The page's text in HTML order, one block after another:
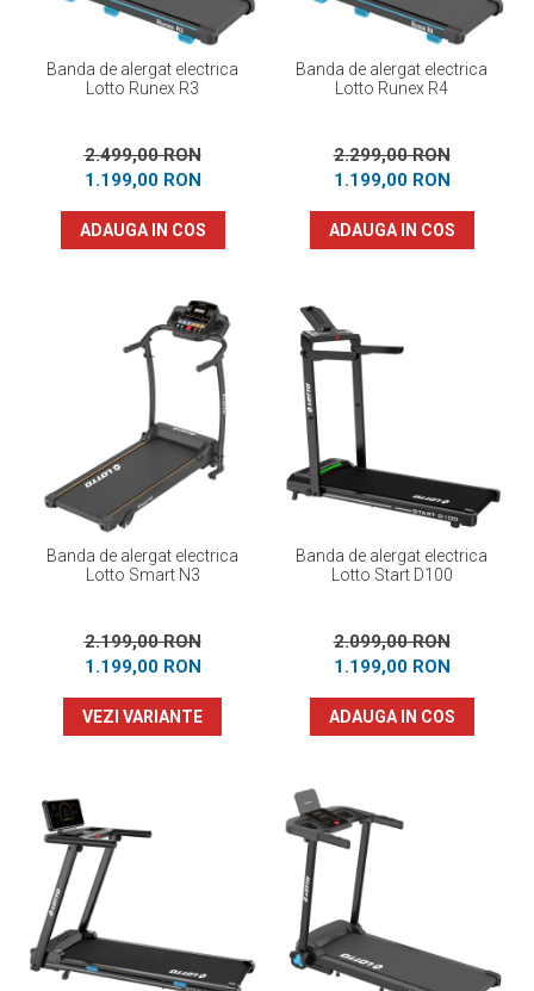
Banda de alergat electrica
Lotto Runex R3
2.499,00 RON
1.199,00 RON
ADAUGA IN COS
Banda de alergat electrica
Lotto Runex R4
2.299,00 RON
1.199,00 RON
ADAUGA IN COS
Banda de alergat electrica
Lotto Smart N3
2.199,00 RON
1.199,00 RON
VEZI VARIANTE
Banda de alergat electrica
Lotto Start D100
2.099,00 RON
1.199,00 RON
ADAUGA IN COS